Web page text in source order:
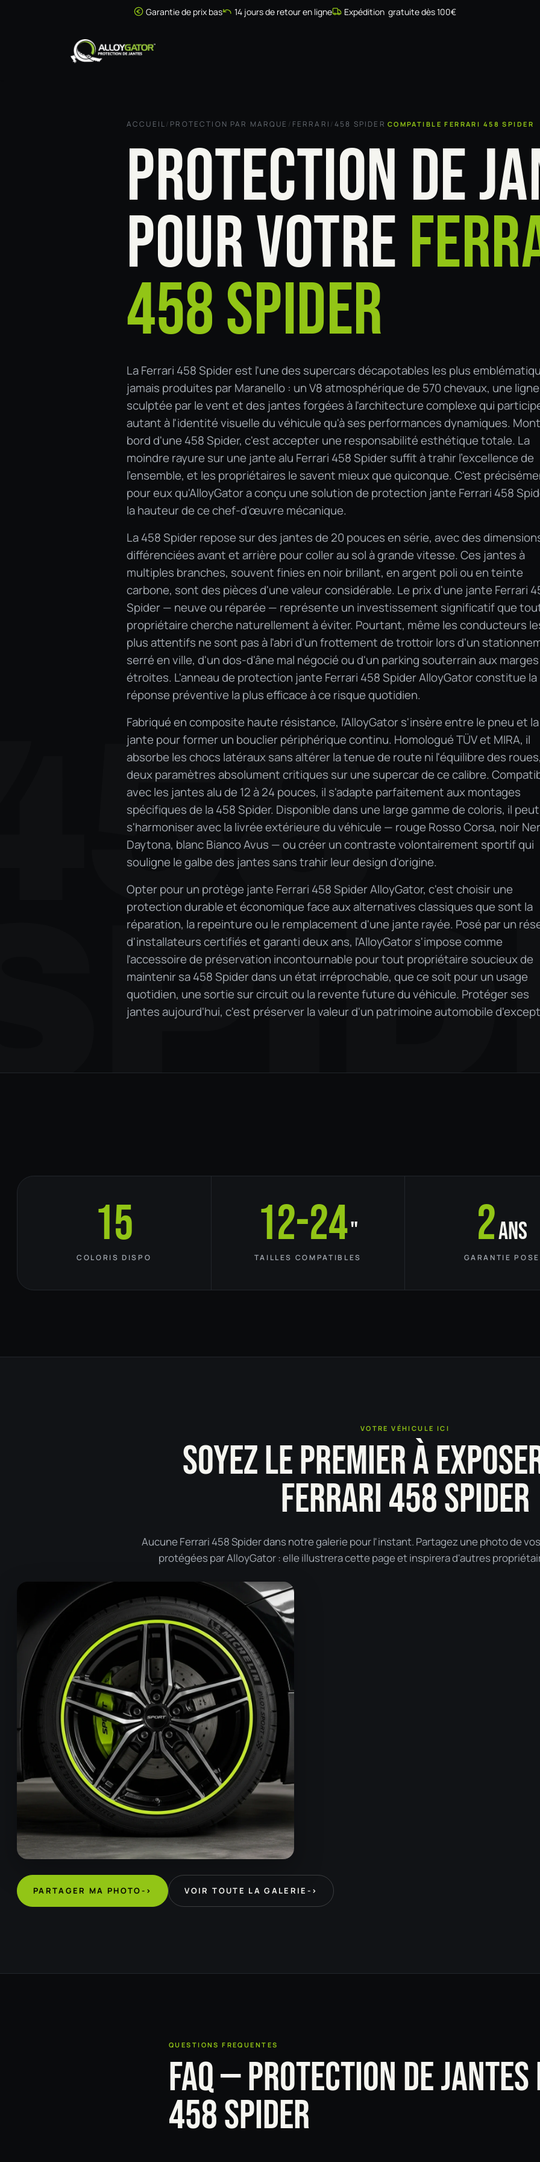
Garantie de prix bas 14 jours de retour en ligne Expédition gratuite dès 100€
ACCUEIL/ PROTECTION PAR MARQUE / FERRARI /458 SPIDER COMPATIBLE FERRARI 458 SPIDER
PROTECTION DE
POUR VOTRE
458 SPIDER
La Ferrari 458 Spider est l'une des supercars décapotables les plus
jamais produites par Maranello : un V8 atmosphérique de 570 chevaux, une ligne
sculptée par le vent et des jantes forgées à l'architecture complexe qui
autant à l'identité visuelle du véhicule qu'à ses performances dynamiques.
bord d'une 458 Spider, c'est accepter une responsabilité esthétique totale. La
moindre rayure sur une jante alu Ferrari 458 Spider suffit à trahir l'excellence de
l'ensemble, et les propriétaires le savent mieux que quiconque. C'est
pour eux qu'AlloyGator a conçu une solution de protection jante Ferrari 458
la hauteur de ce chef-d'œuvre mécanique.
La 458 Spider repose sur des jantes de 20 pouces en série, avec des
différenciées avant et arrière pour coller au sol à grande vitesse. Ces jantes à
multiples branches, souvent finies en noir brillant, en argent poli ou en teinte
carbone, sont des pièces d'une valeur considérable. Le prix d'une jante Ferrari
Spider — neuve ou réparée — représente un investissement significatif que
propriétaire cherche naturellement à éviter. Pourtant, même les conducteurs
plus attentifs ne sont pas à l'abri d'un frottement de trottoir lors d'un
serré en ville, d'un dos-d'âne mal négocié ou d'un parking souterrain aux marges
étroites. L'anneau de protection jante Ferrari 458 Spider AlloyGator constitue la
réponse préventive la plus efficace à ce risque quotidien.
Fabriqué en composite haute résistance, l'AlloyGator s'insère entre le pneu et la
jante pour former un bouclier périphérique continu. Homologué TÜV et MIRA, il
absorbe les chocs latéraux sans altérer la tenue de route ni l'équilibre des roues,
deux paramètres absolument critiques sur une supercar de ce calibre.
avec les jantes alu de 12 à 24 pouces, il s'adapte parfaitement aux montages
spécifiques de la 458 Spider. Disponible dans une large gamme de coloris, il peut
s'harmoniser avec la livrée extérieure du véhicule — rouge Rosso Corsa, noir
Daytona, blanc Bianco Avus — ou créer un contraste volontairement sportif qui
souligne le galbe des jantes sans trahir leur design d'origine.
Opter pour un protège jante Ferrari 458 Spider AlloyGator, c'est choisir une
protection durable et économique face aux alternatives classiques que sont la
réparation, la repeinture ou le remplacement d'une jante rayée. Posé par un
d'installateurs certifiés et garanti deux ans, l'AlloyGator s'impose comme
l'accessoire de préservation incontournable pour tout propriétaire soucieux de
maintenir sa 458 Spider dans un état irréprochable, que ce soit pour un usage
quotidien, une sortie sur circuit ou la revente future du véhicule. Protéger ses
jantes aujourd'hui, c'est préserver la valeur d'un patrimoine automobile
15
COLORIS DISPO
12-24"
TAILLES COMPATIBLES
2ans
GARANTIE POSE
VOTRE VÉHICULE ICI
SOYEZ LE PREMIER À
FERRARI 458 SPIDER
Aucune Ferrari 458 Spider dans notre galerie pour l'instant. Partagez une photo de
protégées par AlloyGator : elle illustrera cette page et inspirera d'autres
PARTAGER MA PHOTO-> VOIR TOUTE LA GALERIE ->
QUESTIONS FREQUENTES
FAQ — PROTECTION DE JANTES
458 SPIDER